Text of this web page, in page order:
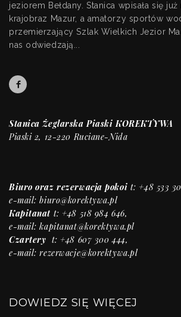
jeziorem Bełdany. Stanica wpisała się
krajobraz Mazur, a amatorzy sportów
przemierzający Szlak Wielkich Jezior
nas odwiedzają...
Stanica Żeglarska Piaski KOREKTYWA
Piaski 2, 12-220 Ruciane-Nida
Biuro oraz rezerwacja pokoi t: +48 533
e-mail:biuro@korektywa.pl
Kapitanat t: +48 518 984 646,
e-mail:kapitanat@korektywa.pl
Czartery t: +48 607 300 444,
e-mail:rezerwacje@korektywa.pl
DOWIEDZ SIĘ WIĘCEJ